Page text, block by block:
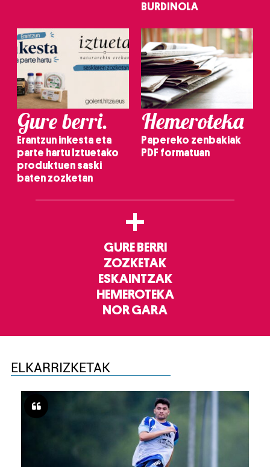
BURDINOLA
Gure berri.
Erantzun inkesta eta
parte hartu Iztuetako
produktuen saski
baten zozketan
Hemeroteka
Papereko zenbakiak
PDF formatuan
+
GURE BERRI
ZOZKETAK
ESKAINTZAK
HEMEROTEKA
NOR GARA
ELKARRIZKETAK